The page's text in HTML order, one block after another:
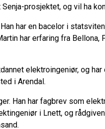
prosjektet, og vil ha
har en bacelor i
har erfaring fra Bellona,
elektroingeniør, og
i Arendal.
Han har fagbrev som
i Lnett, og